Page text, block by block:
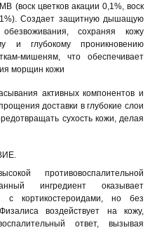
(воск цветков акации 0,1%, воск
Создает защитную дышащую
сохраняя кожу
и глубокому проникновению
мишеням, что обеспечивает
морщин кожи
активных компонентов и
доставки в глубокие слои
сухость кожи, делая
противовоспалительной
ингредиент оказывает
с кортикостероидами, но без
воздействует на кожу,
ответ, вызывая